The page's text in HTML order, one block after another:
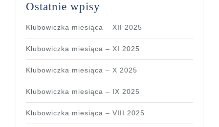
Ostatnie wpisy
Klubowiczka miesiąca – XII 2025
Klubowiczka miesiąca – XI 2025
Klubowiczka miesiąca – X 2025
Klubowiczka miesiąca – IX 2025
Klubowiczka miesiąca – VIII 2025